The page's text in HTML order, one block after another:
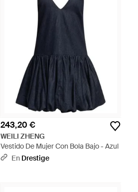
243,20 €
WEILI ZHENG
Vestido De Mujer Con Bola Bajo - Azul
En Drestige